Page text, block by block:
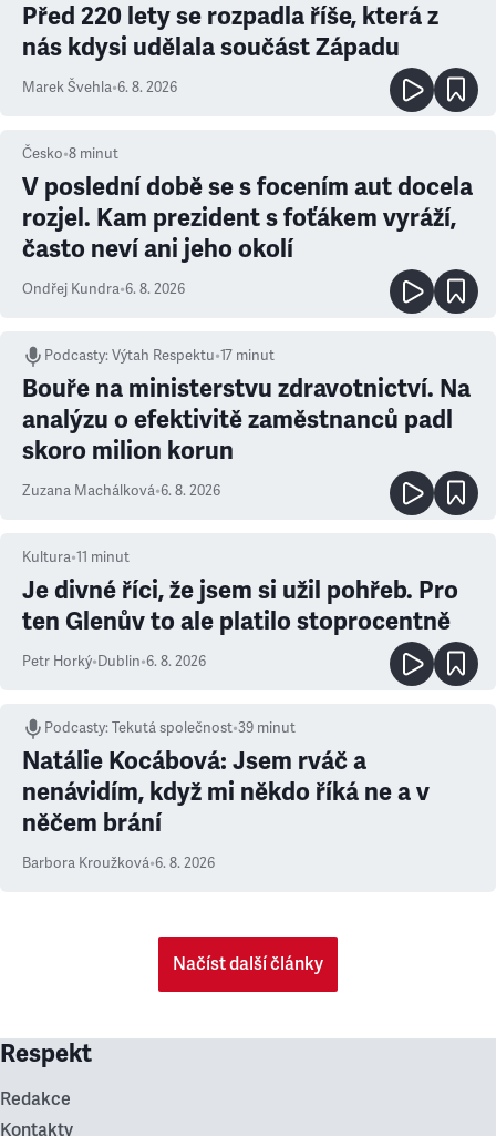
Před 220 lety se rozpadla říše, která z
nás kdysi udělala součást Západu
Marek Švehla•6. 8. 2026
Česko•8 minut
V poslední době se s focením aut docela
rozjel. Kam prezident s foťákem vyráží,
často neví ani jeho okolí
Ondřej Kundra•6. 8. 2026
Podcasty:Výtah Respektu•17 minut
Bouře na ministerstvu zdravotnictví. Na
analýzu o efektivitě zaměstnanců padl
skoro milion korun
Zuzana Machálková•6. 8. 2026
Kultura•11 minut
Je divné říci, že jsem si užil pohřeb. Pro
ten Glenův to ale platilo stoprocentně
Petr Horký•Dublin•6. 8. 2026
Podcasty:Tekutá společnost•39 minut
Natálie Kocábová: Jsem rváč a
nenávidím, když mi někdo říká ne a v
něčem brání
Barbora Kroužková•6. 8. 2026
Načíst další články
Respekt
Redakce
Kontakty